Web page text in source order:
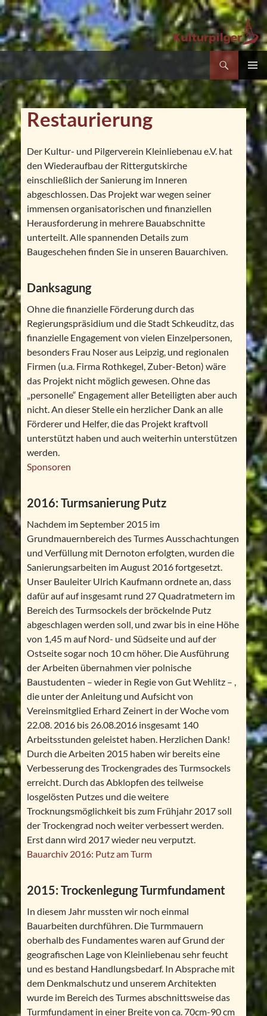
Kultur- und Pilgerverein Kleinliebenau e.V.
Suchen
MENÜ
Inhalt
springen
Restaurierung
Der Kultur- und Pilgerverein Kleinliebenau e.V. hat
den Wiederaufbau der Rittergutskirche
einschließlich der Sanierung im Inneren
abgeschlossen. Das Projekt war wegen seiner
immensen organisatorischen und finanziellen
Herausforderung in mehrere Bauabschnitte
unterteilt. Alle spannenden Details zum
Baugeschehen finden Sie in unseren Bauarchiven.
Danksagung
Ohne die finanzielle Förderung durch das
Regierungspräsidium und die Stadt Schkeuditz, das
finanzielle Engagement von vielen Einzelpersonen,
besonders Frau Noser aus Leipzig, und regionalen
Firmen (u.a. Firma Rothkegel, Zuber-Beton) wäre
das Projekt nicht möglich gewesen. Ohne das
„personelle“ Engagement aller Beteiligten aber auch
nicht. An dieser Stelle ein herzlicher Dank an alle
Förderer und Helfer, die das Projekt kraftvoll
unterstützt haben und auch weiterhin unterstützen
werden.
Sponsoren
2016: Turmsanierung Putz
Nachdem im September 2015 im
Grundmauernbereich des Turmes Ausschachtungen
und Verfüllung mit Dernoton erfolgten, wurden die
Sanierungsarbeiten im August 2016 fortgesetzt.
Unser Bauleiter Ulrich Kaufmann ordnete an, dass
dafür auf auf insgesamt rund 27 Quadratmetern im
Bereich des Turmsockels der bröckelnde Putz
abgeschlagen werden soll, und zwar bis in eine Höhe
von 1,45 m auf Nord- und Südseite und auf der
Ostseite sogar noch 10 cm höher. Die Ausführung
der Arbeiten übernahmen vier polnische
Baustudenten – wieder in Regie von Gut Wehlitz – ,
die unter der Anleitung und Aufsicht von
Vereinsmitglied Erhard Zeinert in der Woche vom
22.08. 2016 bis 26.08.2016 insgesamt 140
Arbeitsstunden geleistet haben. Herzlichen Dank!
Durch die Arbeiten 2015 haben wir bereits eine
Verbesserung des Trockengrades des Turmsockels
erreicht. Durch das Abklopfen des teilweise
losgelösten Putzes und die weitere
Trocknungsmöglichkeit bis zum Frühjahr 2017 soll
der Trockengrad noch weiter verbessert werden.
Erst dann wird 2017 wieder neu verputzt.
Bauarchiv 2016: Putz am Turm
2015: Trockenlegung Turmfundament
In diesem Jahr mussten wir noch einmal
Bauarbeiten durchführen. Die Turmmauern
oberhalb des Fundamentes waren auf Grund der
geografischen Lage von Kleinliebenau sehr feucht
und es bestand Handlungsbedarf. In Absprache mit
dem Denkmalschutz und unserem Architekten
wurde im Bereich des Turmes abschnittsweise das
Turmfundament in einer Breite von ca. 70cm-90 cm